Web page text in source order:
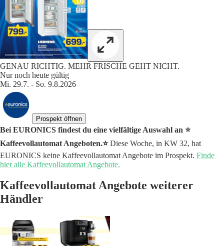
GENAU RICHTIG. MEHR FRISCHE GEHT NICHT.
Nur noch heute gültig
Mi. 29.7. - So. 9.8.2026
Prospekt öffnen
Bei EURONICS findest du eine vielfältige Auswahl an ⭐️
Kaffeevollautomat Angeboten.⭐️Diese Woche, in KW 32, hat
EURONICS keine Kaffeevollautomat Angebote im Prospekt. Finde
hier alle Kaffeevollautomat Angebote.
Kaffeevollautomat Angebote weiterer
Händler